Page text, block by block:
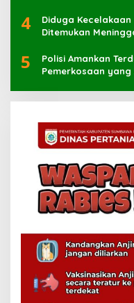
4
Diduga
Ditemukan
5
Polisi Amankan
Pemerkosaan